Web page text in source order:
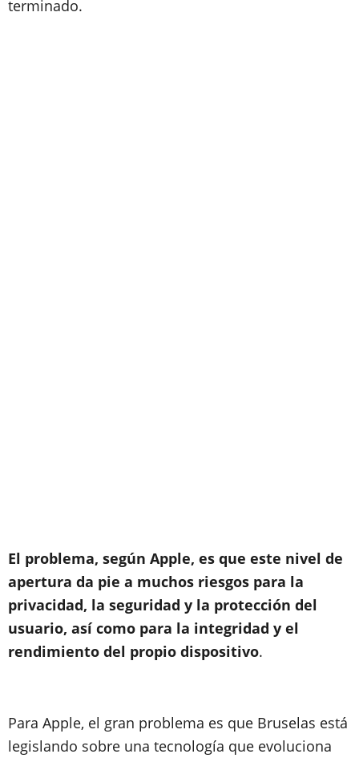
terminado.
El problema, según Apple, es que este nivel de
apertura da pie a muchos riesgos para la
privacidad, la seguridad y la protección del
usuario, así como para la integridad y el
rendimiento del propio dispositivo.
Para Apple, el gran problema es que Bruselas está
legislando sobre una tecnología que evoluciona